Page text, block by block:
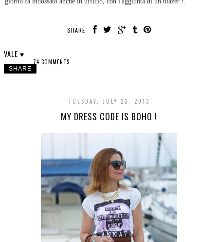
SHARE:
VALE ♥
74 COMMENTS
SHARE
TUESDAY, JULY 23, 2013
MY DRESS CODE IS BOHO !